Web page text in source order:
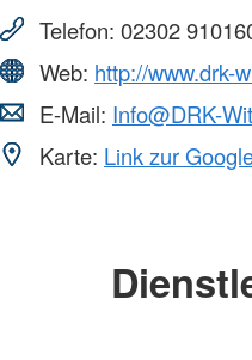
Telefon: 02302
Web: http://www.drk-
E-Mail: Info@DRK-
Karte: Link zur